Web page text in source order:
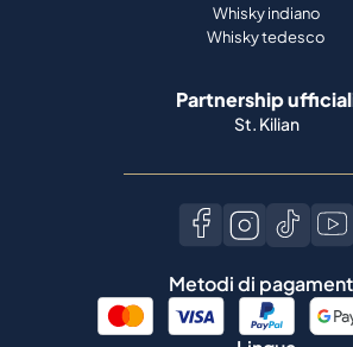
Whisky indiano
Whisky tedesco
Partnership
St. Kilian
Metodi di